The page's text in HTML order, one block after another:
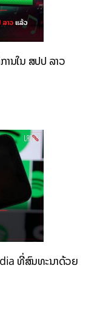
ນໃນ ສປປ ລາວ
ທີ່ສົນທະນາດ້ວຍ